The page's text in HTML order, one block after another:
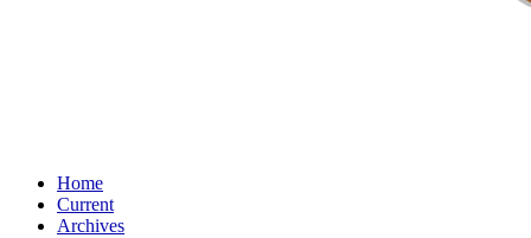
Home
Current
Archives